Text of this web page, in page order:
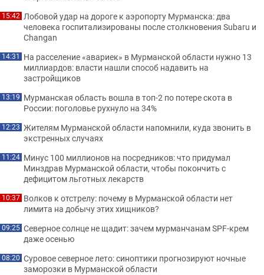
15:42 Лобовой удар на дороге к аэропорту Мурманска: два
человека госпитализированы после столкновения Subaru и
Changan
14:31 На расселение «авариек» в Мурманской области нужно 13
миллиардов: власти нашли способ надавить на
застройщиков
13:19 Мурманская область вошла в топ-2 по потере скота в
России: поголовье рухнуло на 34%
12:23 Жителям Мурманской области напомнили, куда звонить в
экстренных случаях
11:24 Минус 100 миллионов на посредников: что придумал
Минздрав Мурманской области, чтобы покончить с
дефицитом льготных лекарств
10:37 Волков к отстрелу: почему в Мурманской области нет
лимита на добычу этих хищников?
09:25 Северное солнце не щадит: зачем мурманчанам SPF-крем
даже осенью
08:20 Суровое северное лето: синоптики прогнозируют ночные
заморозки в Мурманской области